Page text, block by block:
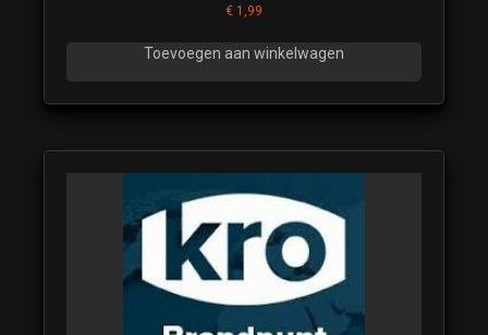
€ 1,99
Toevoegen aan winkelwagen